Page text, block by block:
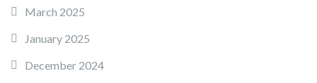
March 2025
January 2025
December 2024